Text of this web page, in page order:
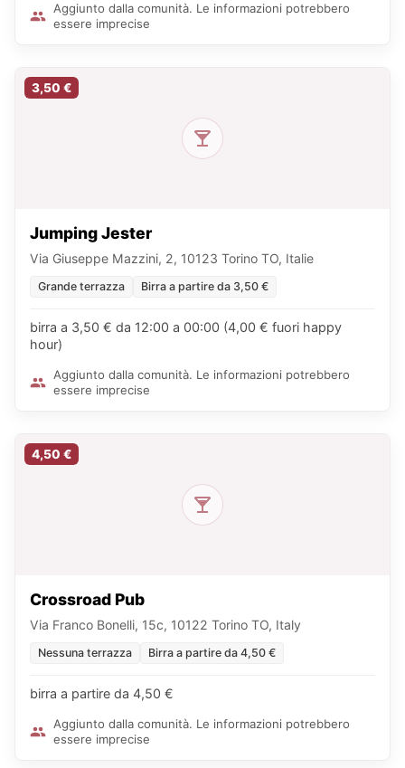
Aggiunto dalla comunità. Le informazioni potrebbero
essere imprecise
3,50 €
Jumping Jester
Via Giuseppe Mazzini, 2, 10123 Torino TO, Italie
Grande terrazza Birra a partire da 3,50 €
birra a 3,50 € da 12:00 a 00:00 (4,00 € fuori happy
hour)
Aggiunto dalla comunità. Le informazioni potrebbero
essere imprecise
4,50 €
Crossroad Pub
Via Franco Bonelli, 15c, 10122 Torino TO, Italy
Nessuna terrazza Birra a partire da 4,50 €
birra a partire da 4,50 €
Aggiunto dalla comunità. Le informazioni potrebbero
essere imprecise